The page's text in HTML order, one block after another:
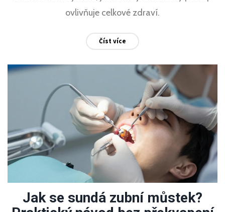
ovlivňuje celkové zdraví.
Číst více
Jak se sundá zubní můstek?